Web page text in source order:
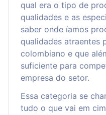
qual era o tipo de
qualidades e as
saber onde íamos
qualidades atraentes
colombiano e que
suficiente para
empresa do setor.
Essa categoria se
tudo o que vai em